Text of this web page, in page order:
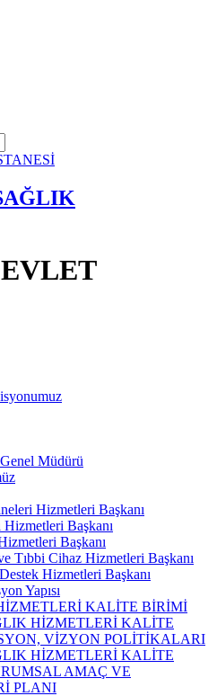
Müdürü
Hizmetleri Başkanı
Hizmetleri Başkanı
Başkanı
Tıbbi Cihaz Hizmetleri Başkanı
Hizmetleri Başkanı
Yapısı
KALİTE BİRİMİ
HİZMETLERİ KALİTE
VİZYON POLİTİKALARI
HİZMETLERİ KALİTE
AMAÇ VE
PLANI